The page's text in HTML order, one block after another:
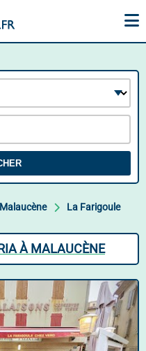
Malaucène La Farigoule
À MALAUCÈNE